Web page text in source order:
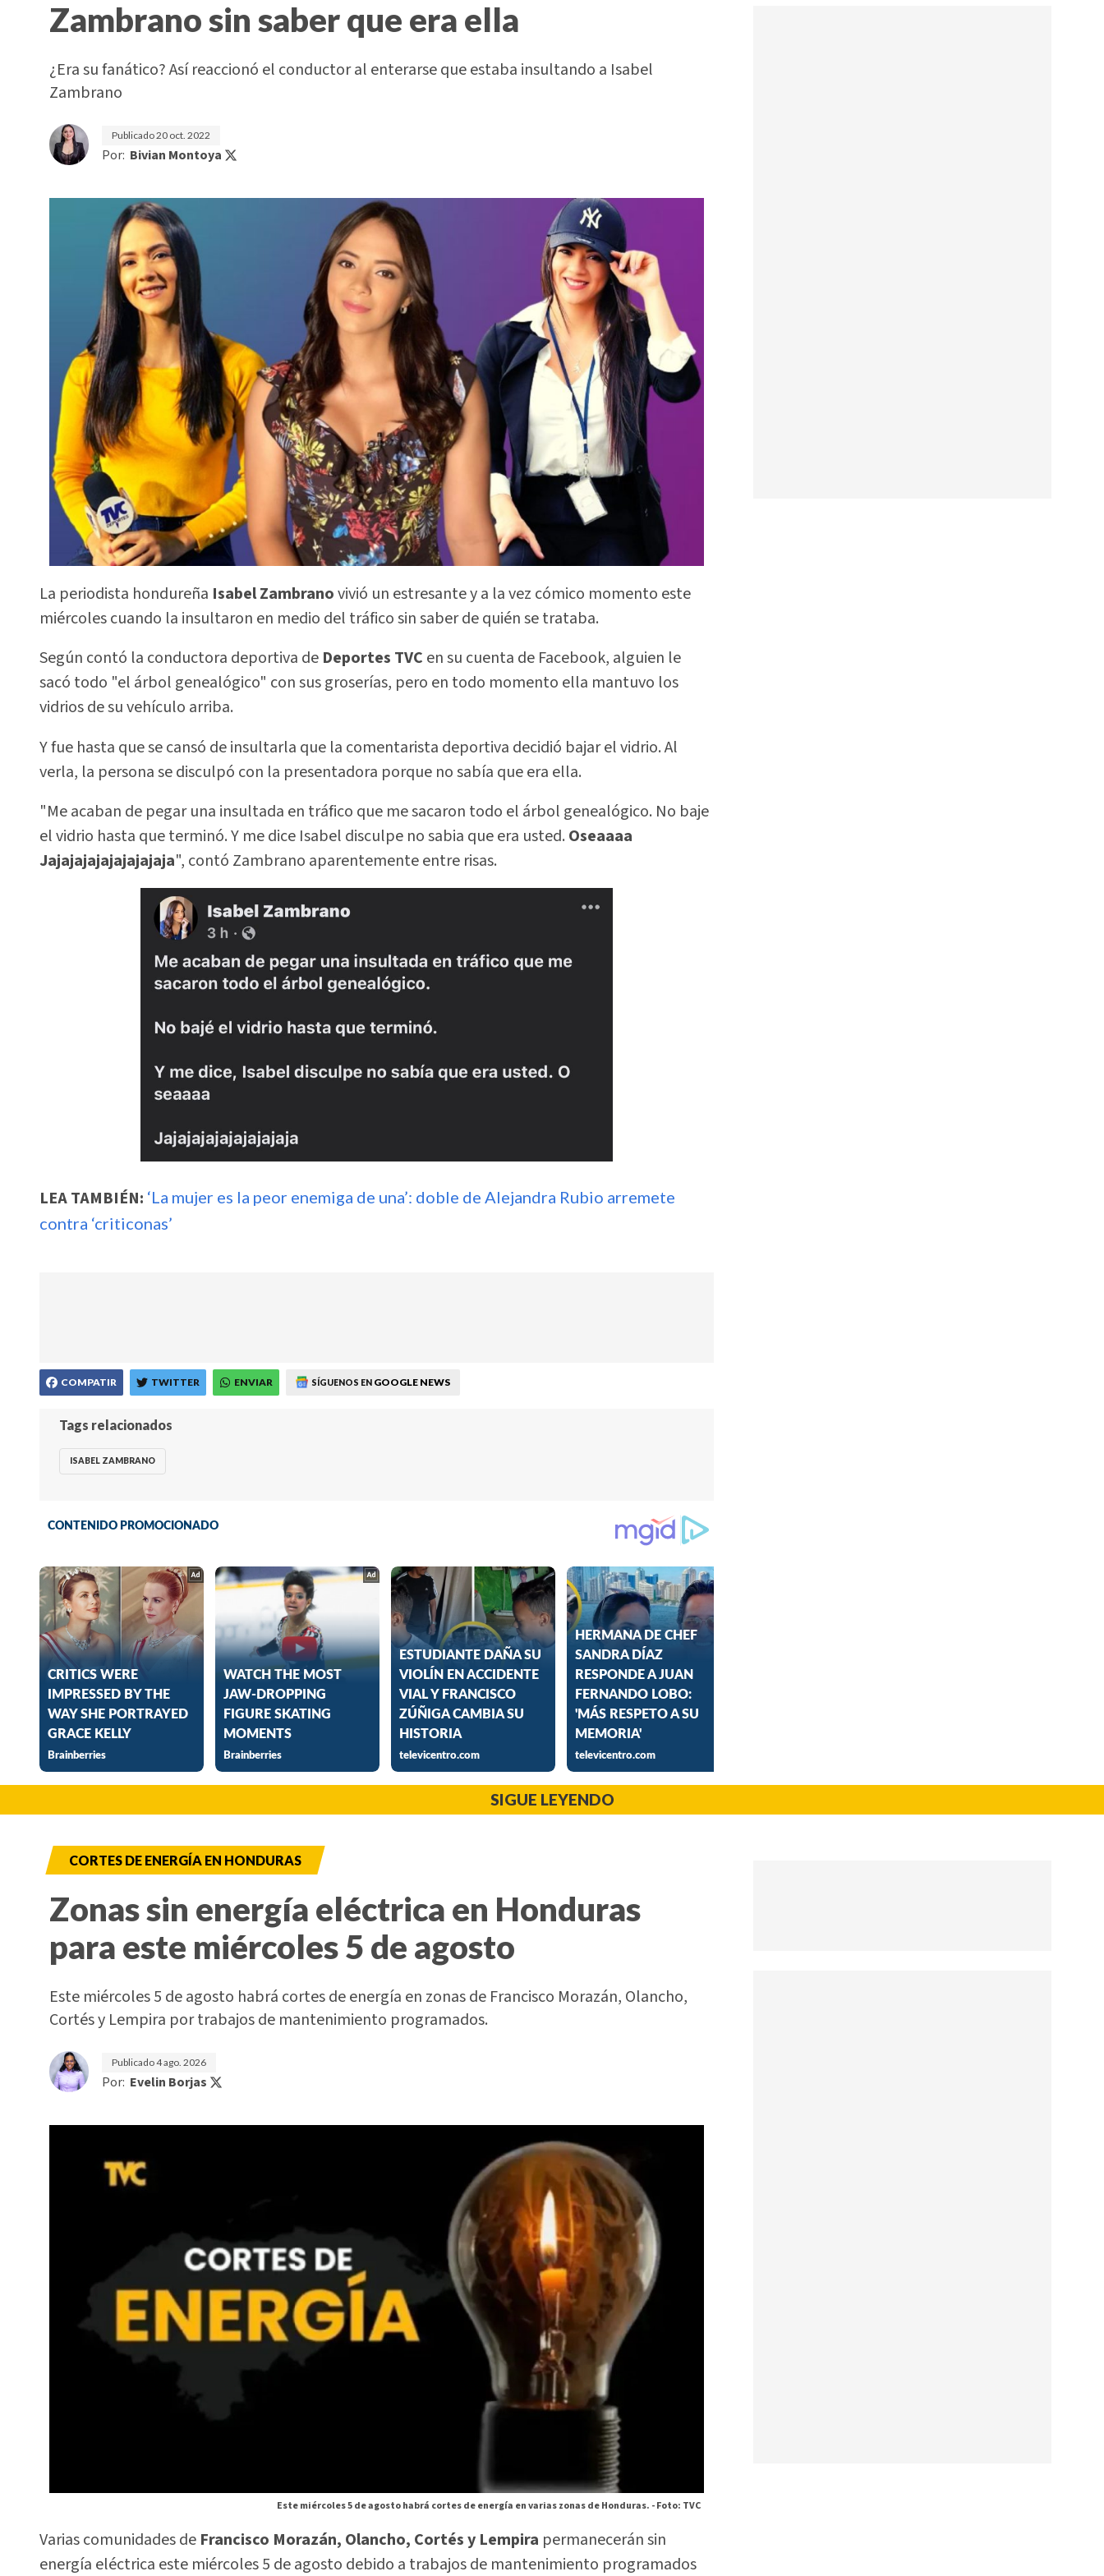
Zambrano sin saber que era ella
¿Era su fanático? Así reaccionó el conductor al enterarse que estaba insultando a Isabel
Zambrano
Publicado20 oct. 2022
Por: Bivian Montoya
La periodista hondureña Isabel Zambranovivió un estresante y a la vez cómico momento este
miércoles cuando la insultaron en medio del tráfico sin saber de quién se trataba.
Según contó la conductora deportiva de Deportes TVC en su cuenta de Facebook, alguien le
sacó todo "el árbol genealógico" con sus groserías, pero en todo momento ella mantuvo los
vidrios de su vehículo arriba.
Y fue hasta que se cansó de insultarla que la comentarista deportiva decidió bajar el vidrio. Al
verla, la persona se disculpó con la presentadora porque no sabía que era ella.
"Me acaban de pegar una insultada en tráfico que me sacaron todo el árbol genealógico. No baje
el vidrio hasta que terminó. Y me dice Isabel disculpe no sabia que era usted. Oseaaaa
Jajajajajajajajajaja", contó Zambrano aparentemente entre risas.
LEA TAMBIÉN: ‘La mujer es la peor enemiga de una’: doble de Alejandra Rubio arremete
contra ‘criticonas’
COMPATIR TWITTER ENVIAR SÍGUENOS EN GOOGLE NEWS
Tags relacionados
ISABEL ZAMBRANO
SIGUE LEYENDO
CORTES DE ENERGÍA EN HONDURAS
Zonas sin energía eléctrica en Honduras
para este miércoles 5 de agosto
Este miércoles 5 de agosto habrá cortes de energía en zonas de Francisco Morazán, Olancho,
Cortés y Lempira por trabajos de mantenimiento programados.
Publicado4 ago. 2026
Por: Evelin Borjas
Este miércoles 5 de agosto habrá cortes de energía en varias zonas de Honduras. -Foto: TVC
Varias comunidades de Francisco Morazán, Olancho, Cortés y Lempira permanecerán sin
energía eléctrica este miércoles 5 de agosto debido a trabajos de mantenimiento programados